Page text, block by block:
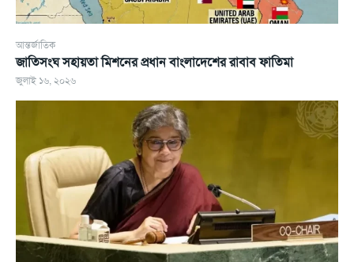
আন্তর্জাতিক
জাতিসংঘ সহায়তা মিশনের প্রধান বাংলাদেশের রাবাব ফাতিমা
জুলাই ১৬, ২০২৬